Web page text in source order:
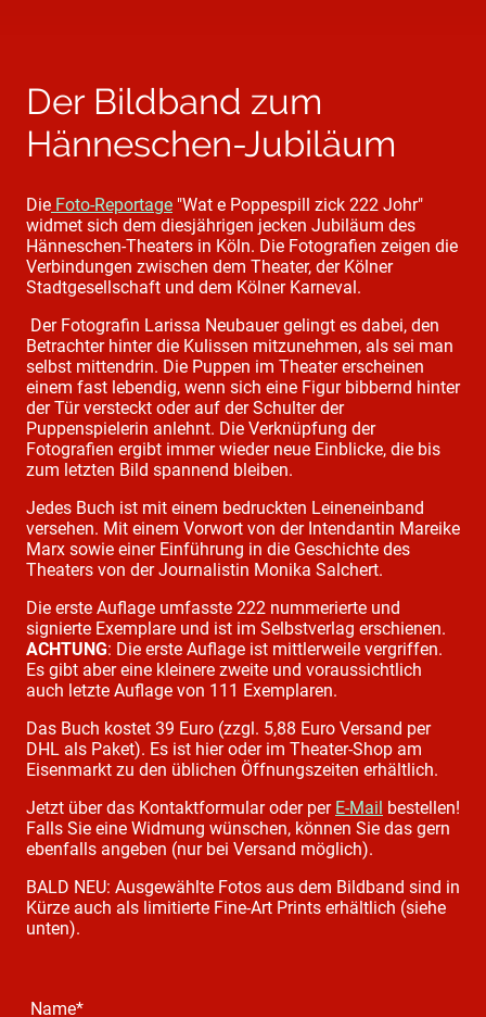
Der Bildband zum
Hänneschen-Jubiläum
Die Foto-Reportage "Wat e Poppespill zick 222 Johr"
widmet sich dem diesjährigen jecken Jubiläum des
Hänneschen-Theaters in Köln. Die Fotografien zeigen die
Verbindungen zwischen dem Theater, der Kölner
Stadtgesellschaft und dem Kölner Karneval.
Der Fotografin Larissa Neubauer gelingt es dabei, den
Betrachter hinter die Kulissen mitzunehmen, als sei man
selbst mittendrin. Die Puppen im Theater erscheinen
einem fast lebendig, wenn sich eine Figur bibbernd hinter
der Tür versteckt oder auf der Schulter der
Puppenspielerin anlehnt. Die Verknüpfung der
Fotografien ergibt immer wieder neue Einblicke, die bis
zum letzten Bild spannend bleiben.
Jedes Buch ist mit einem bedruckten Leineneinband
versehen. Mit einem Vorwort von der Intendantin Mareike
Marx sowie einer Einführung in die Geschichte des
Theaters von der Journalistin Monika Salchert.
Die erste Auflage umfasste 222 nummerierte und
signierte Exemplare und ist im Selbstverlag erschienen.
ACHTUNG: Die erste Auflage ist mittlerweile vergriffen.
Es gibt aber eine kleinere zweite und voraussichtlich
auch letzte Auflage von 111 Exemplaren.
Das Buch kostet 39 Euro (zzgl. 5,88 Euro Versand per
DHL als Paket). Es ist hier oder im Theater-Shop am
Eisenmarkt zu den üblichen Öffnungszeiten erhältlich.
Jetzt über das Kontaktformular oder per E-Mail bestellen!
Falls Sie eine Widmung wünschen, können Sie das gern
ebenfalls angeben (nur bei Versand möglich).
BALD NEU: Ausgewählte Fotos aus dem Bildband sind in
Kürze auch als limitierte Fine-Art Prints erhältlich (siehe
unten).
Name*